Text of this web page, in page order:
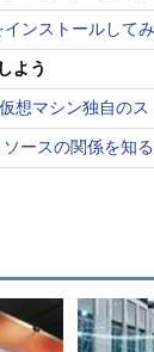
を作成するとき
う試算が提示さ
リ3.5GB構成の
たりの料金（
インストールして
よう
想マシン独自の
ースの関係を知る